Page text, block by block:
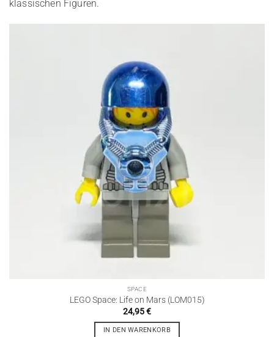
klassischen Figuren.
SPACE
LEGO Space: Life on Mars (LOM015)
24,95€
IN DEN WARENKORB